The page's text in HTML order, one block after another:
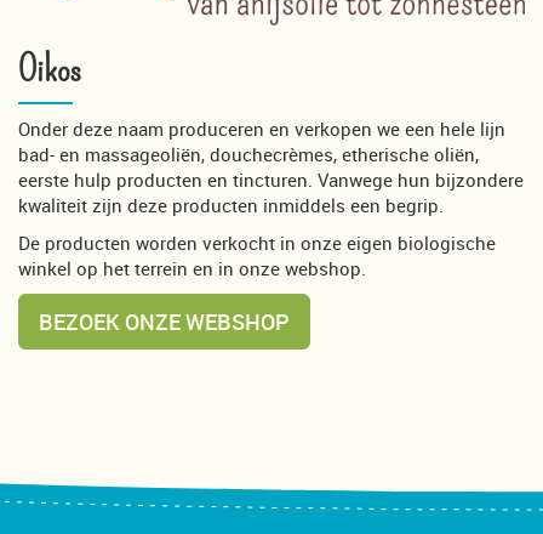
Oikos
Onder deze naam produceren en verkopen we een hele lijn
bad- en massageoliën, douchecrèmes, etherische oliën,
eerste hulp producten en tincturen. Vanwege hun bijzondere
kwaliteit zijn deze producten inmiddels een begrip.
De producten worden verkocht in onze eigen biologische
winkel op het terrein en in onze webshop.
BEZOEK ONZE WEBSHOP